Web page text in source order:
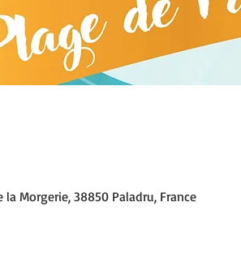
la Morgerie, 38850 Paladru, France